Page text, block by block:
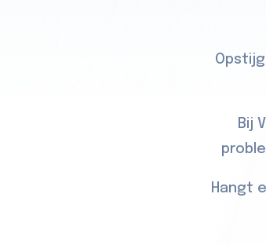
Bij
Hangt